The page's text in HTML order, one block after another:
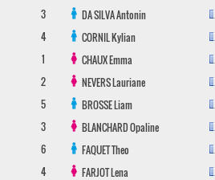
3
DA SILVAAntonin
4
CORNILKylian
1
CHAUXEmma
2
NEVERSLauriane
5
BROSSELiam
3
BLANCHARDOpaline
6
FAQUETTheo
4
FARJOTLena